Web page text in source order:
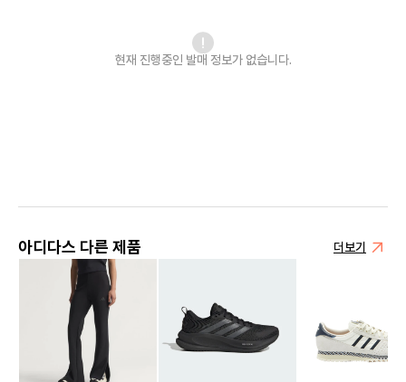
현재 진행중인 발매 정보가 없습니다.
아디다스 다른 제품 더보기